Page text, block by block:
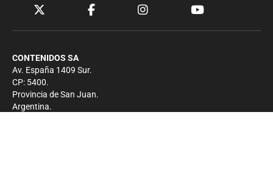
CONTENIDOS SA
Av. España 1409 Sur.
CP: 5400.
Provincia de San Juan.
Argentina.